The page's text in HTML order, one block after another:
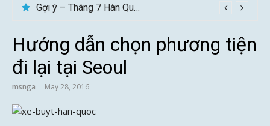
Gợi ý – Tháng 7 Hàn Quốc nên đi đâu, mặc gì đẹp?
Hướng dẫn chọn phương tiện
đi lại tại Seoul
msnga May 28, 2016